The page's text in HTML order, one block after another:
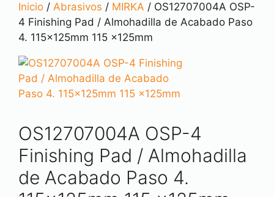
Inicio / Abrasivos / MIRKA / OS12707004A OSP-
4 Finishing Pad / Almohadilla de Acabado Paso
4. 115x125mm 115 x125mm
OS12707004A OSP-4
Finishing Pad / Almohadilla
de Acabado Paso 4.